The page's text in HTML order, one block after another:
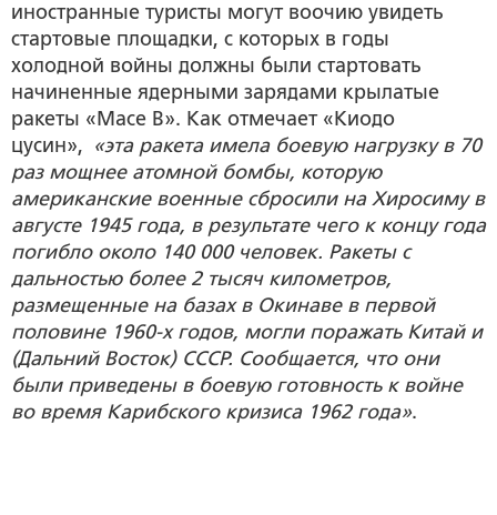
иностранные туристы могут воочию увидеть
стартовые площадки, с которых в годы
холодной войны должны были стартовать
начиненные ядерными зарядами крылатые
ракеты «Mace B». Как отмечает «Киодо
цусин», «эта ракета имела боевую нагрузку в 70
раз мощнее атомной бомбы, которую
американские военные сбросили на Хиросиму в
августе 1945 года, в результате чего к концу года
погибло около 140 000 человек. Ракеты с
дальностью более 2 тысяч километров,
размещенные на базах в Окинаве в первой
половине 1960-х годов, могли поражать Китай и
(Дальний Восток) СССР. Сообщается, что они
были приведены в боевую готовность к войне
во время Карибского кризиса 1962 года».